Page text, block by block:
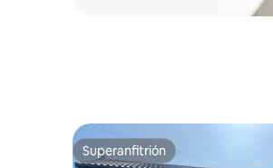
Superanfitrión
Superanfitrión